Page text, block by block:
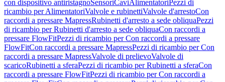
con dispositivo antiristagnoSensoriCaviAlimentatori Pezzi di
ricambio per AlimentatoriValvole e rubinettiValvole d'arrestoCon
raccordi a pressare MapressRubinetti d'arresto a sede obliquaPezzi
di ricambio per Rubinetti d'arresto a sede obliquaCon raccordi a
pressare FlowFitPezzi di ricambio per Con raccordi a pressare
FlowFitCon raccordi a pressare MapressPezzi di ricambio per Con
raccordi a pressare MapressValvole di prelievoValvole di
scaricoRubinetti a sferaPezzi di ricambio per Rubinetti a sferaCon
raccordi a pressare FlowFitPezzi di ricambio per Con raccordi a